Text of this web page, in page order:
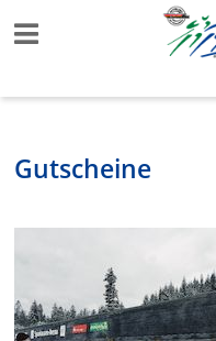
Gutscheine